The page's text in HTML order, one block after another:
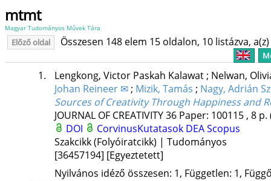
mtmt
Magyar Tudományos Művek Tára
Előző oldal Összesen 148 elem 15 oldalon, 10 listázva,
1. Lengkong, Victor Paskah Kalawat; Nelwan,
Johan Reineer ✉; Mizik, Tamás ; Nagy, Adrián
Sources of Creativity Through Happiness and
JOURNAL OF CREATIVITY36 Paper: 100115 , 8 p.
DOI
CorvinusKutatasok DEAScopus
Szakcikk (Folyóiratcikk) | Tudományos
[36457194] [Egyeztetett]
Nyilvános idéző összesen: 1, Független: 1,